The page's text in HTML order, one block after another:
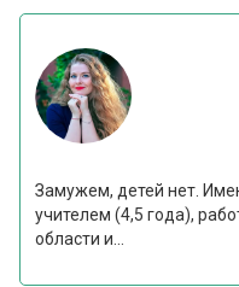
Замужем, детей нет.
учителем (4,5 года),
области и...